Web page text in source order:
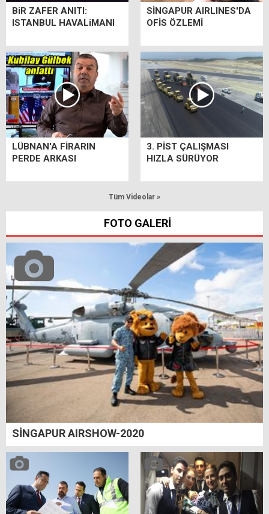
BiR ZAFER ANITI:
ISTANBUL HAVALiMANI
SİNGAPUR AIRLINES'DA
OFİS ÖZLEMİ
LÜBNAN'A FİRARIN
PERDE ARKASI
3. PİST ÇALIŞMASI
HIZLA SÜRÜYOR
Tüm Videolar »
FOTO GALERİ
SİNGAPUR AIRSHOW-2020